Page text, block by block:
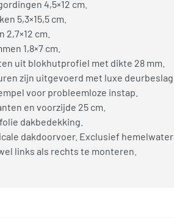
4,5×12 cm.
5,3×15,5 cm.
cm.
1,8×7 cm.
uit blokhutprofiel met dikte 28 mm.
zijn uitgevoerd met luxe deurbeslag
voor probleemloze instap.
en voorzijde 25 cm.
dakbedekking.
dakdoorvoer. Exclusief
links als rechts te monteren.